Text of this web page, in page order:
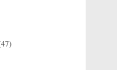
4747